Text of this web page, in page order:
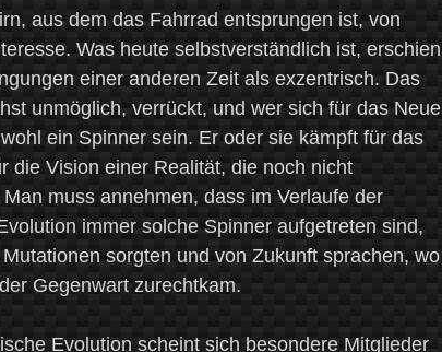
aus dem das Fahrrad entsprungen ist, von
Was heute selbstverständlich ist, erschien
einer anderen Zeit als exzentrisch. Das
unmöglich, verrückt, und wer sich für das Neue
ein Spinner sein. Er oder sie kämpft für das
die Vision einer Realität, die noch nicht
muss annehmen, dass im Verlaufe der
immer solche Spinner aufgetreten sind,
sorgten und von Zukunft sprachen, wo
Gegenwart zurechtkam.
Evolution scheint sich besondere Mitglieder